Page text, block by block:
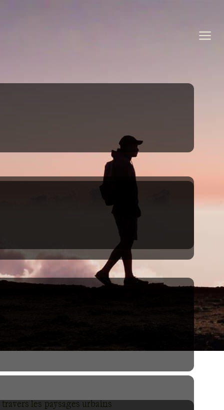
les paysages urbains